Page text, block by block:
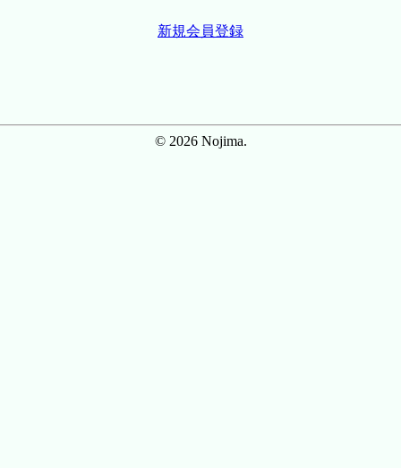
新規会員登録
© 2026 Nojima.